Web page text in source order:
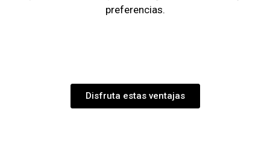
preferencias.
Disfruta estas ventajas